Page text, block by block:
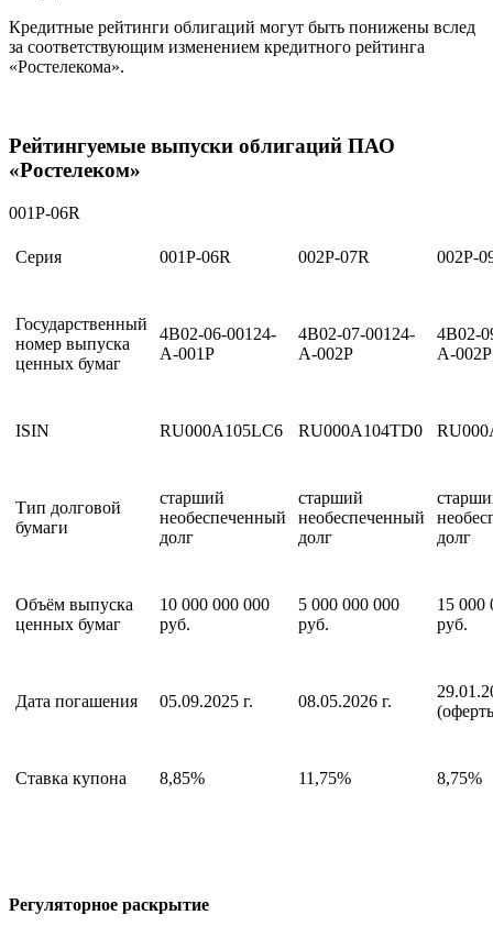
Кредитные рейтинги облигаций могут быть понижены вслед
за соответствующим изменением кредитного рейтинга
«Ростелекома».
Рейтингуемые выпуски облигаций ПАО
«Ростелеком»
001P-06R
Серия 001P-06R 002Р-07R 002Р-
Государственный
номер выпуска
ценных бумаг
4B02-06-00124-
A-001P
4B02-07-00124-
A-002P
4B02-
A-002P
ISIN RU000A105LC6 RU000А104TD0
Тип долговой
бумаги
старший
необеспеченный
долг
старший
необеспеченный
долг
долг
Объём выпуска
ценных бумаг
10 000 000 000
руб.
5 000 000 000
руб.
15 000
руб.
Дата погашения 05.09.2025 г. 08.05.2026 г.
Ставка купона 8,85% 11,75% 8,75%
Регуляторное раскрытие